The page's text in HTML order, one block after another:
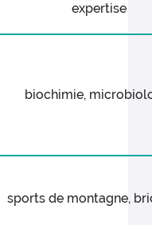
expertise
biochimie,
sports de montagne,